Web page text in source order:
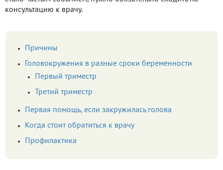
консультацию к врачу.
Причины
Головокружения в разные сроки беременности
Первый триместр
Третий триместр
Первая помощь, если закружилась голова
Когда стоит обратиться к врачу
Профилактика